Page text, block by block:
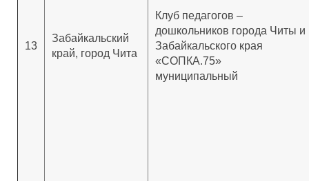
13
Забайкальский
край, город Чита
Клуб педагогов –
дошкольников города Читы и
Забайкальского края
«СОПКА.75»
муниципальный